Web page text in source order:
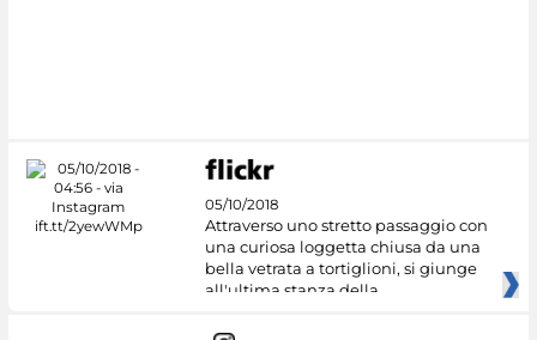
05/10/2018
Attraverso uno stretto passaggio con
una curiosa loggetta chiusa da una
bella vetrata a tortiglioni, si giunge
all'ultima stanza della